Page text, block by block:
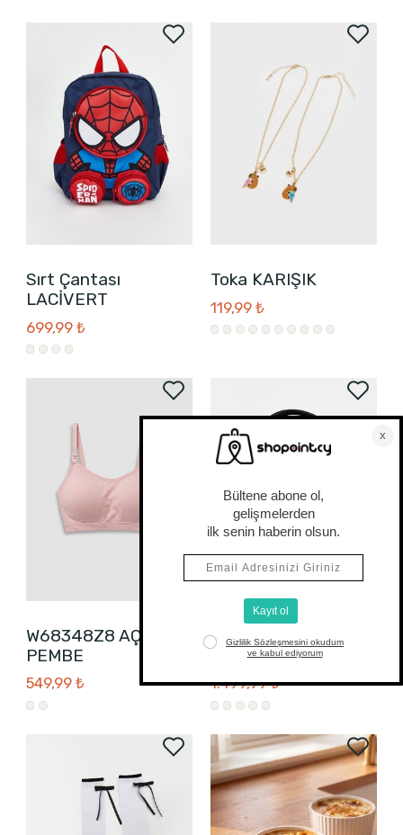
Sırt Çantası
LACİVERT
699,99 ₺
Toka KARIŞIK
119,99 ₺
W68348Z8 AÇIK
PEMBE
549,99 ₺
Sırt Çantası KARIŞIK
BASKILI
1.499,99 ₺